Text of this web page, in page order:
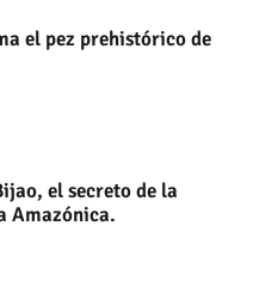
el pez prehistórico de
el secreto de la
Amazónica.